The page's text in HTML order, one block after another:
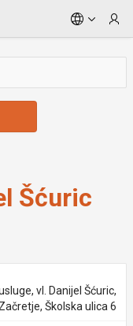
Šćuric
vl. Danijel Šćuric,
Školska ulica 6